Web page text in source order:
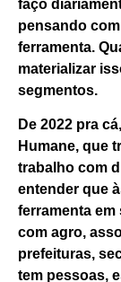
faço
pensando
ferramenta.
materializar
segmentos.
De 2022 pra
Humane, que
trabalho com
entender que
ferramenta
com agro,
prefeituras,
tem pessoas,